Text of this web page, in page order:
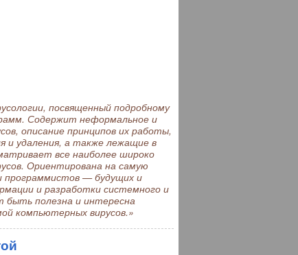
посвященный подробному
Содержит неформальное и
описание принципов их работы,
и удаления, а также лежащие в
все наиболее широко
Ориентирована на самую
программистов — будущих и
и разработки системного и
быть полезна и интересна
компьютерных вирусов.»